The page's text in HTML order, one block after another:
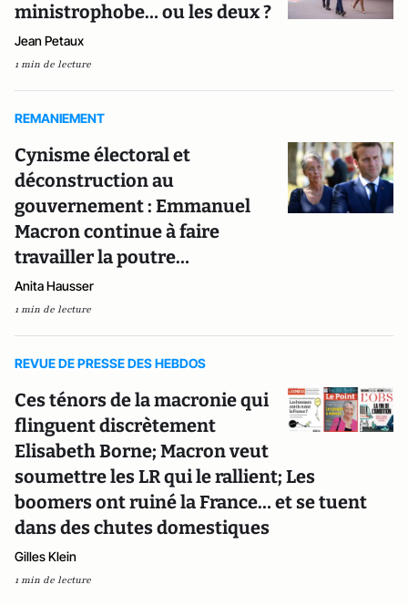
ministrophobe… ou les deux ?
Jean Petaux
1 min de lecture
REMANIEMENT
Cynisme électoral et
déconstruction au
gouvernement : Emmanuel
Macron continue à faire
travailler la poutre…
Anita Hausser
1 min de lecture
REVUE DE PRESSE DES HEBDOS
Ces ténors de la macronie qui
flinguent discrètement
Elisabeth Borne; Macron veut
soumettre les LR qui le rallient; Les
boomers ont ruiné la France… et se tuent
dans des chutes domestiques
Gilles Klein
1 min de lecture